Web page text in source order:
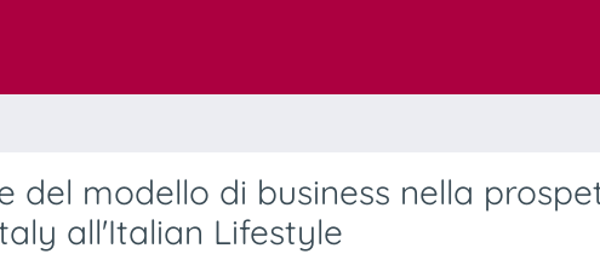
del modello di business nella
all'Italian Lifestyle